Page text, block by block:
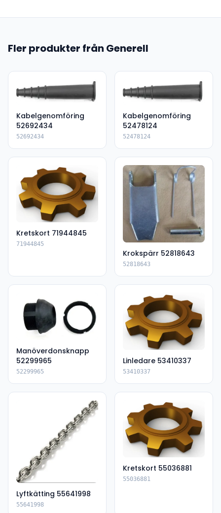
Fler produkter från Generell
Kabelgenomföring
52692434
52692434
Kabelgenomföring
52478124
52478124
Kretskort 71944845
71944845
Krokspärr 52818643
52818643
Manöverdonsknapp
52299965
52299965
Linledare 53410337
53410337
Lyftkätting 55641998
55641998
Kretskort 55036881
55036881